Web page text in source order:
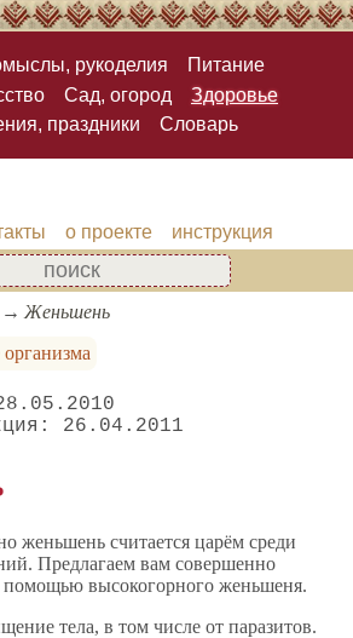
рукоделия
Питание
Сад, огород
Здоровье
праздники
Словарь
о проекте инструкция
Женьшень
26.04.2011
женьшень считается царём среди
Предлагаем вам совершенно
помощью высокогорного женьшеня.
тела, в том числе от паразитов.